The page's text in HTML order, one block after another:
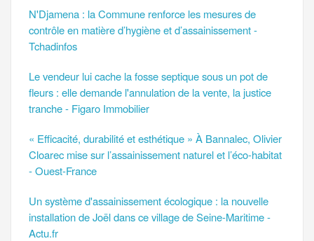
N'Djamena : la Commune renforce les mesures de
contrôle en matière d’hygiène et d’assainissement -
Tchadinfos
Le vendeur lui cache la fosse septique sous un pot de
fleurs : elle demande l'annulation de la vente, la justice
tranche - Figaro Immobilier
« Efficacité, durabilité et esthétique » À Bannalec, Olivier
Cloarec mise sur l’assainissement naturel et l’éco-habitat
- Ouest-France
Un système d'assainissement écologique : la nouvelle
installation de Joël dans ce village de Seine-Maritime -
Actu.fr